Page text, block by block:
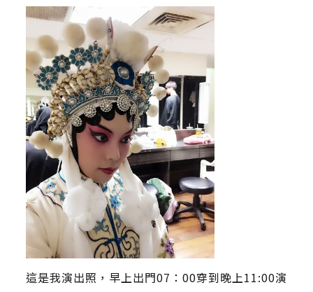
這是我演出照，早上出門07：00穿到晚上11:00演